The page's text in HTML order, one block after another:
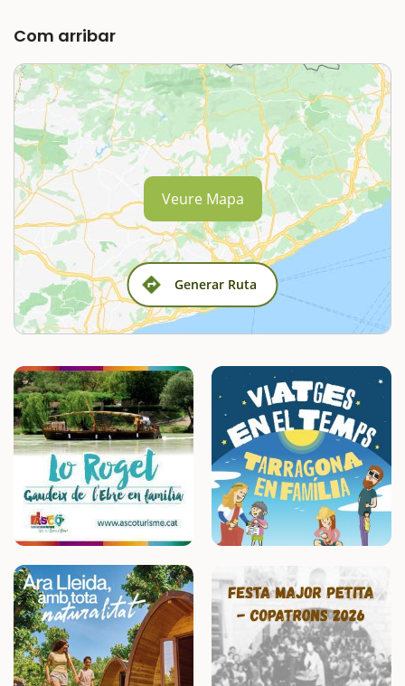
Com arribar
Generar Ruta
Veure Mapa